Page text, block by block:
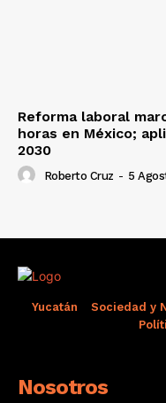
Reforma laboral
horas en México;
2030
Roberto Cruz - 5
Yucatán Sociedad y
Nosotros